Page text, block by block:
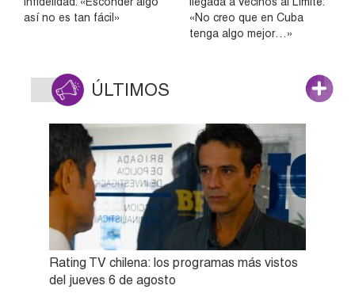
así no es tan fácil»
«No creo que en Cuba
tenga algo mejor…»
ÚLTIMOS
Rating TV chilena: los programas más vistos
del jueves 6 de agosto